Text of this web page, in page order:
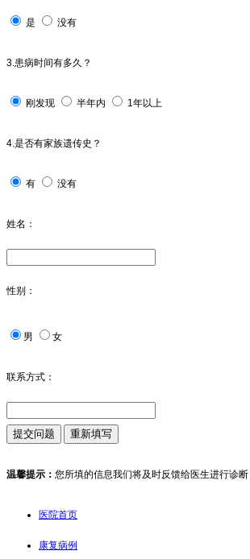
是 没有
3.患病时间有多久？
刚发现 半年内 1年以上
4.是否有家族遗传史？
有 没有
姓名：
性别：
男 女
联系方式：
温馨提示： 您所填的信息我们将及时反馈给医生进行诊
医院首页
康复病例